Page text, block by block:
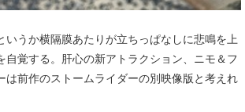
いうか横隔膜あたりが立ちっぱなしに悲鳴を上
自覚する。肝心の新アトラクション、ニモ＆フ
は前作のストームライダーの別映像版と考えれ